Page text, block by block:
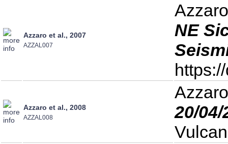
Azzaro et al., 2007
AZZAL007
NE
Azzaro et al., 2008
AZZAL008
20/04/